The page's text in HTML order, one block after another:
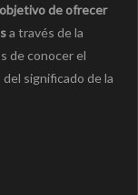
de ofrecer
a través de la
de conocer el
significado de la